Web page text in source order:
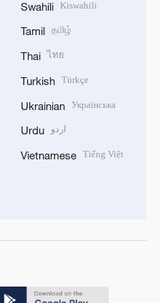
Swahili Kiswahili
Tamil தமிழ்
Thai ไทย
Turkish Türkçe
Ukrainian Українська
Urdu اردو
Vietnamese Tiếng Việt